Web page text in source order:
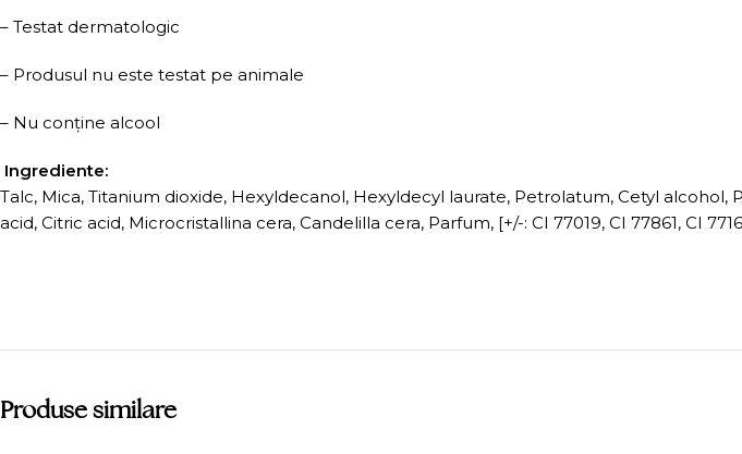
– Testat dermatologic
– Produsul nu este testat pe animale
– Nu conține alcool
Ingrediente:
Talc, Mica, Titanium dioxide, Hexyldecanol, Hexyldecyl laurate, Petrolatum, Cetyl
acid, Citric acid, Microcristallina cera, Candelilla cera, Parfum, [+/-: CI 77019, CI 77861, CI
Produse similare